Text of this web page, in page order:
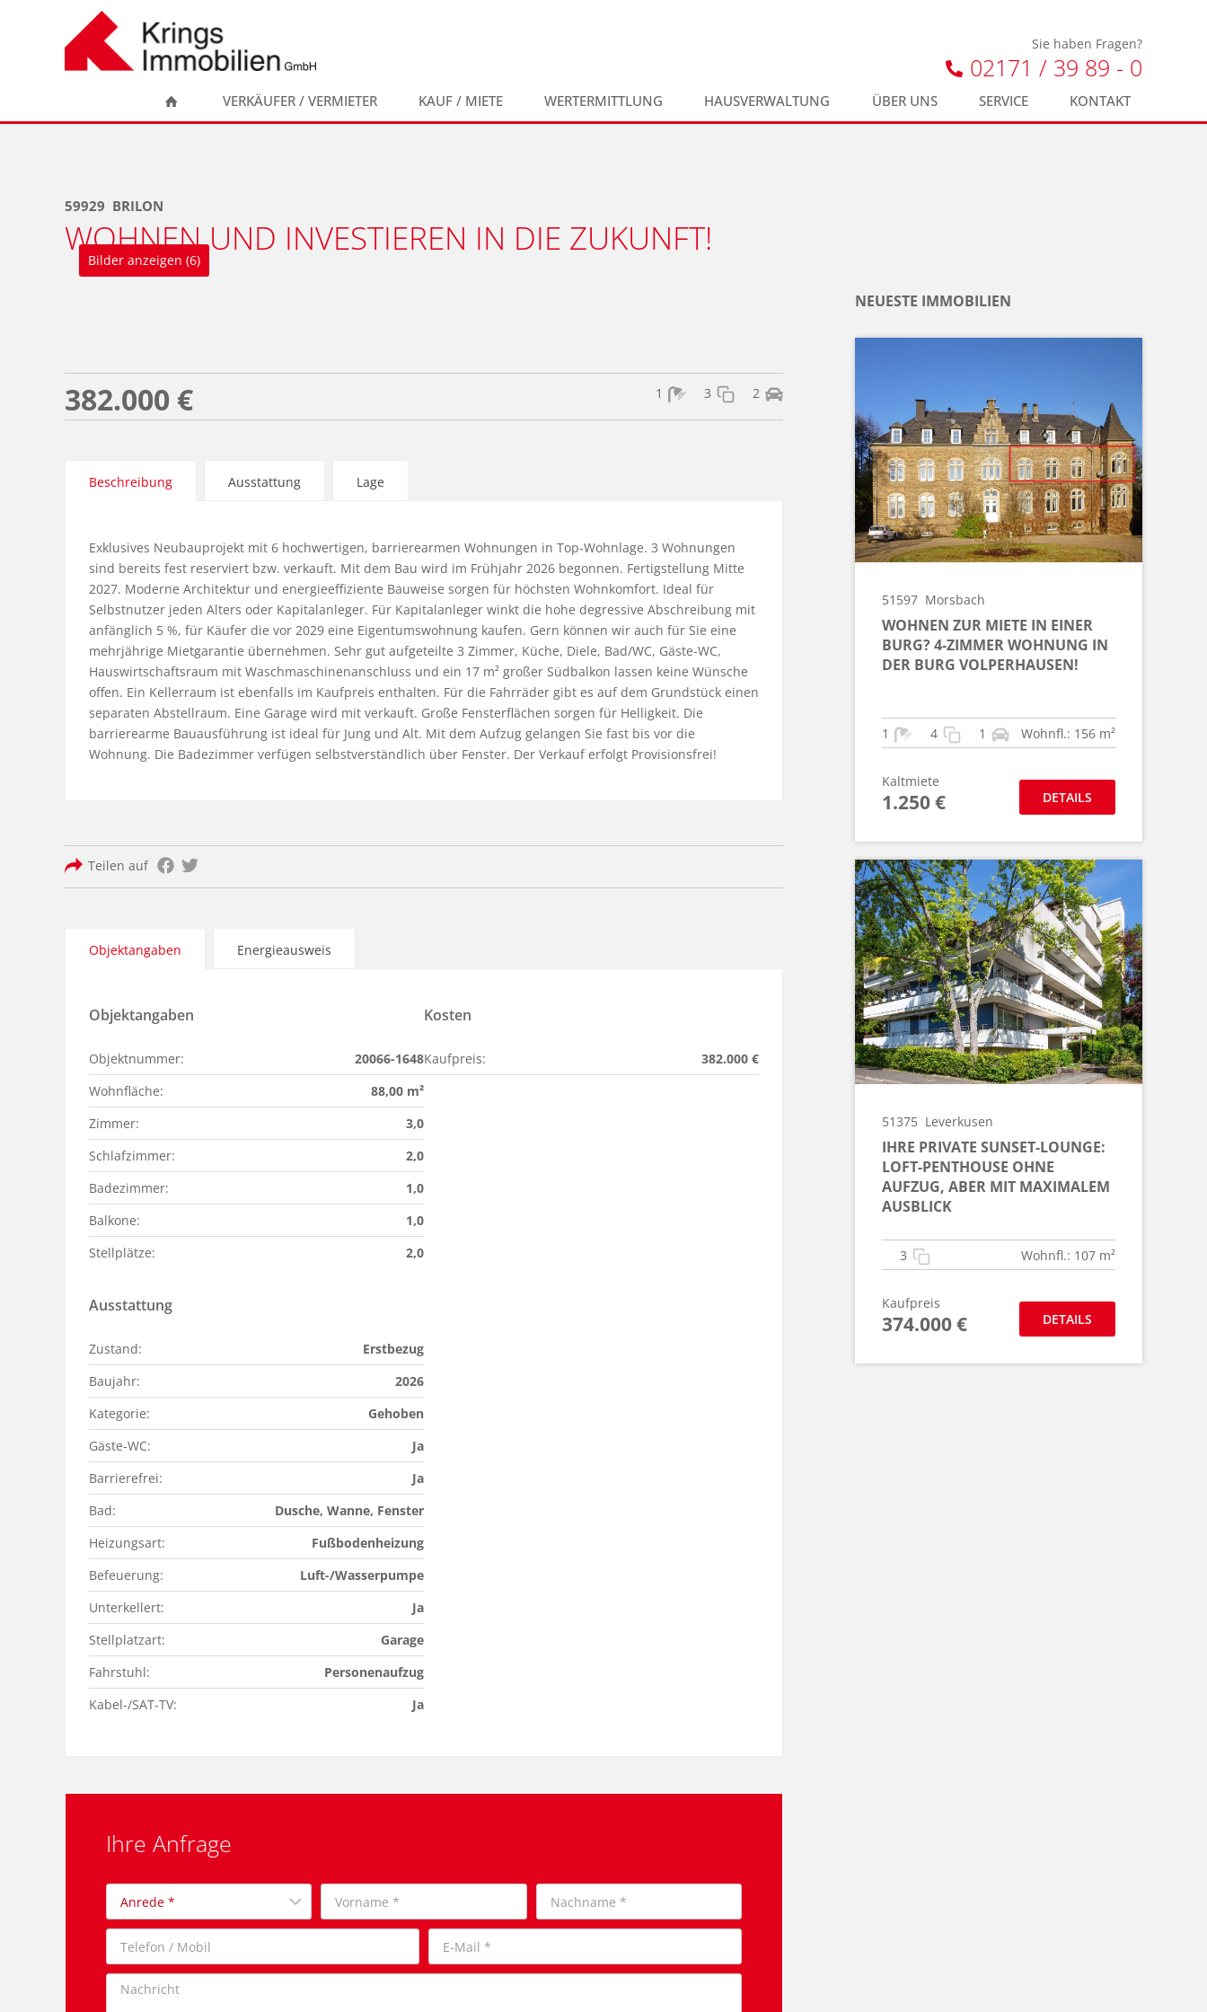
Sie haben Fragen?
02171 / 39 89 - 0
VERKÄUFER / VERMIETER KAUF / MIETE WERTERMITTLUNG HAUSVERWALTUNG ÜBER UNS SERVICE KONTAKT
59929 BRILON
WOHNEN UND INVESTIEREN IN DIE ZUKUNFT!
Bilder anzeigen (6)
382.000 € 2
3
1
Beschreibung Ausstattung Lage
Exklusives Neubauprojekt mit 6 hochwertigen, barrierearmen Wohnungen in Top-Wohnlage. 3 Wohnungen
sind bereits fest reserviert bzw. verkauft. Mit dem Bau wird im Frühjahr 2026 begonnen. Fertigstellung Mitte
2027. Moderne Architektur und energieeffiziente Bauweise sorgen für höchsten Wohnkomfort. Ideal für
Selbstnutzer jeden Alters oder Kapitalanleger. Für Kapitalanleger winkt die hohe degressive Abschreibung mit
anfänglich 5 %, für Käufer die vor 2029 eine Eigentumswohnung kaufen. Gern können wir auch für Sie eine
mehrjährige Mietgarantie übernehmen. Sehr gut aufgeteilte 3 Zimmer, Küche, Diele, Bad/WC, Gäste-WC,
Hauswirtschaftsraum mit Waschmaschinenanschluss und ein 17 m² großer Südbalkon lassen keine Wünsche
offen. Ein Kellerraum ist ebenfalls im Kaufpreis enthalten. Für die Fahrräder gibt es auf dem Grundstück einen
separaten Abstellraum. Eine Garage wird mit verkauft. Große Fensterflächen sorgen für Helligkeit. Die
barrierearme Bauausführung ist ideal für Jung und Alt. Mit dem Aufzug gelangen Sie fast bis vor die
Wohnung. Die Badezimmer verfügen selbstverständlich über Fenster. Der Verkauf erfolgt Provisionsfrei!
Teilen auf
Objektangaben Energieausweis
Objektangaben
Objektnummer:
20066-1648
Wohnfläche:
88,00 m²
Zimmer:
3,0
Schlafzimmer:
2,0
Badezimmer:
1,0
Balkone:
1,0
Stellplätze:
2,0
Kosten
Kaufpreis: 382.000 €
Ausstattung
Zustand:
Erstbezug
Baujahr:
2026
Kategorie:
Gehoben
Gäste-WC:
Ja
Barrierefrei:
Ja
Bad:
Dusche, Wanne, Fenster
Heizungsart:
Fußbodenheizung
Befeuerung:
Luft-/Wasserpumpe
Unterkellert:
Ja
Stellplatzart:
Garage
Fahrstuhl:
Personenaufzug
Kabel-/SAT-TV:
Ja
Ihre Anfrage
NEUESTE IMMOBILIEN
51597 Morsbach
WOHNEN ZUR MIETE IN EINER
BURG? 4-ZIMMER WOHNUNG IN
DER BURG VOLPERHAUSEN!
1 4 1 Wohnfl.: 156 m²
Kaltmiete
1.250 € DETAILS
51375 Leverkusen
IHRE PRIVATE SUNSET-LOUNGE:
LOFT-PENTHOUSE OHNE
AUFZUG, ABER MIT MAXIMALEM
AUSBLICK
3 Wohnfl.: 107 m²
Kaufpreis
374.000 € DETAILS